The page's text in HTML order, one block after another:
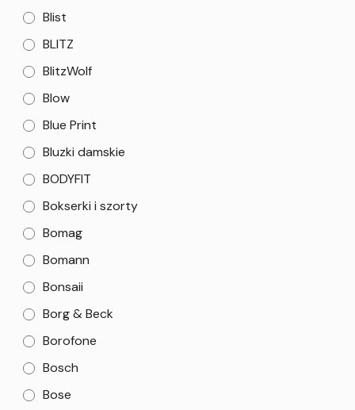
Blist
BLITZ
BlitzWolf
Blow
Blue Print
Bluzki damskie
BODYFIT
Bokserki i szorty
Bomag
Bomann
Bonsaii
Borg & Beck
Borofone
Bosch
Bose